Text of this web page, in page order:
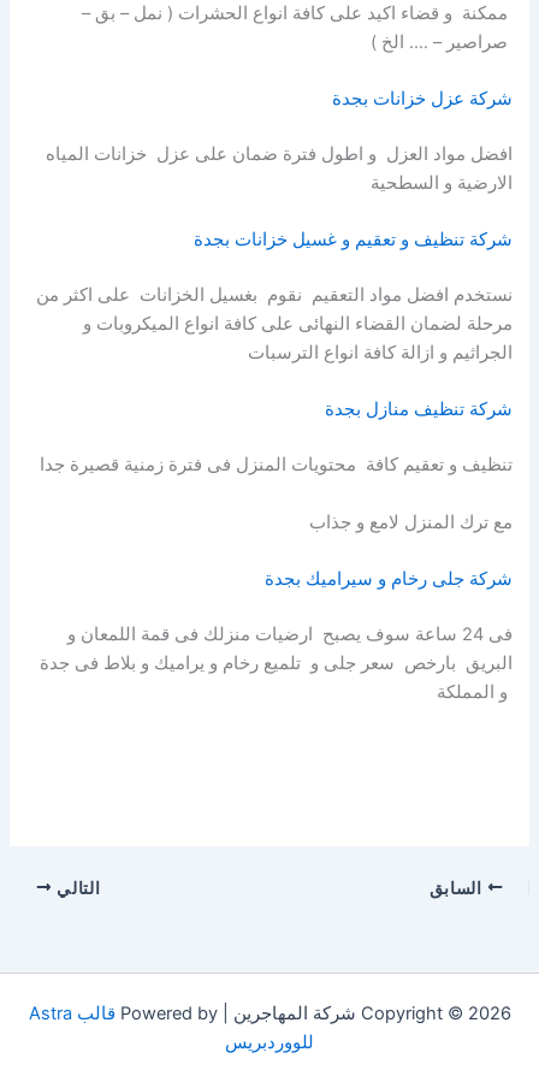
ممكنة و قضاء اكيد على كافة انواع الحشرات ( نمل – بق –
صراصير – …. الخ )
شركة عزل خزانات بجدة
افضل مواد العزل و اطول فترة ضمان على عزل خزانات المياه
الارضية و السطحية
شركة تنظيف و تعقيم و غسيل خزانات بجدة
نستخدم افضل مواد التعقيم نقوم بغسيل الخزانات على اكثر من
مرحلة لضمان القضاء النهائى على كافة انواع الميكروبات و
الجراثيم و ازالة كافة انواع الترسبات
شركة تنظيف منازل بجدة
تنظيف و تعقيم كافة محتويات المنزل فى فترة زمنية قصيرة جدا
مع ترك المنزل لامع و جذاب
شركة جلى رخام و سيراميك بجدة
فى 24 ساعة سوف يصبح ارضيات منزلك فى قمة اللمعان و
البريق بارخص سعر جلى و تلميع رخام و يراميك و بلاط فى جدة
و المملكة
السابق التالي
Copyright © 2026 شركة المهاجرين | Powered by
قالب Astra
للووردبريس